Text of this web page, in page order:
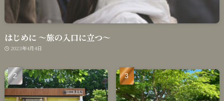
はじめに 〜旅の入口に立つ〜
2023年4月4日